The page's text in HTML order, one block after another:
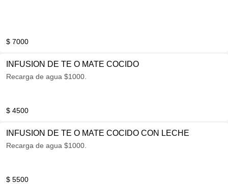
$ 7000
INFUSION DE TE O MATE COCIDO
Recarga de agua $1000.
$ 4500
INFUSION DE TE O MATE COCIDO CON LECHE
Recarga de agua $1000.
$ 5500